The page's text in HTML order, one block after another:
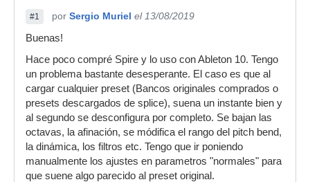
#1 por Sergio Muriel el 13/08/2019
Buenas!
Hace poco compré Spire y lo uso con Ableton 10. Tengo
un problema bastante desesperante. El caso es que al
cargar cualquier preset (Bancos originales comprados o
presets descargados de splice), suena un instante bien y
al segundo se desconfigura por completo. Se bajan las
octavas, la afinación, se módifica el rango del pitch bend,
la dinámica, los filtros etc. Tengo que ir poniendo
manualmente los ajustes en parametros "normales" para
que suene algo parecido al preset original.